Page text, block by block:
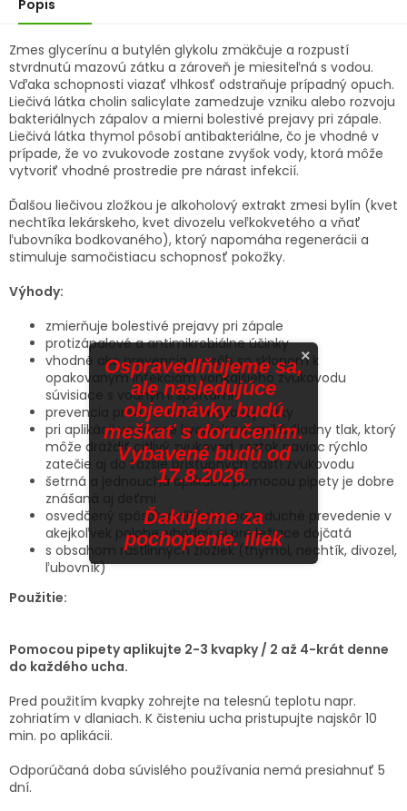
Popis
Zmes glycerínu a butylén glykolu zmäkčuje a rozpustí
stvrdnutú mazovú zátku a zároveň je miesiteľná s vodou.
Vďaka schopnosti viazať vlhkosť odstraňuje prípadný opuch.
Liečivá látka cholin salicylate zamedzuje vzniku alebo rozvoju
bakteriálnych zápalov a mierni bolestivé prejavy pri zápale.
Liečivá látka thymol pôsobí antibakteriálne, čo je vhodné v
prípade, že vo zvukovode zostane zvyšok vody, ktorá môže
vytvoriť vhodné prostredie pre nárast infekcií.
Ďalšou liečivou zložkou je alkoholový extrakt zmesi bylín (kvet
nechtíka lekárskeho, kvet divozelu veľkokvetého a vňať
ľubovníka bodkovaného), ktorý napomáha regenerácii a
stimuluje samočistiacu schopnosť pokožky.
Výhody:
zmierňuje bolestivé prejavy pri zápale
protizápalové a antimikrobiálne účinky
vhodné ako prevencia u osôb so sklonom k
opakovaným infekciám vonkajšieho zvukovodu
súvisiace s vodnými športami
prevencia pred vznikom mazovej zátky
pri aplikácii vo forme kvapiek nevzniká žiadny tlak, ktorý
môže dráždiť citlivý zvukovod, roztok naviac rýchlo
zatečie aj do ťažšie prístupných častí zvukovodu
šetrná a jednouchá aplikácia pomocou pipety je dobre
znášaná aj deťmi
osvedčený spôsob aplikácie, jednoduché prevedenie v
akejkoľvek polohe, vhodný aj pre ležiace dojčatá
s obsahom rastlinných zložiek (thymol, nechtík, divozel,
ľubovník)
Použitie:
Pomocou pipety aplikujte 2-3 kvapky / 2 až 4-krát denne
do každého ucha.
Pred použitím kvapky zohrejte na telesnú teplotu napr.
zohriatím v dlaniach. K čisteniu ucha pristupujte najskôr 10
min. po aplikácii.
Odporúčaná doba súvislého používania nemá presiahnuť 5
dní.
×
Ospravedlňujeme sa,
ale nasledujúce
objednávky budú
meškať s doručením.
Vybavené budú od
17.8.2026.
Ďakujeme za
pochopenie. iliek